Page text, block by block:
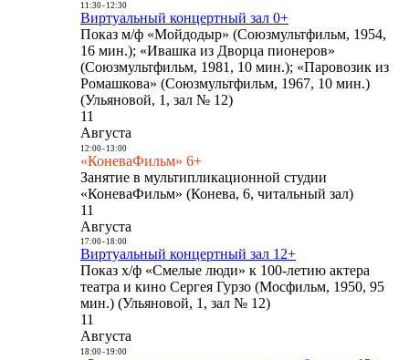
11:30- 12:30
Виртуальный концертный зал 0+
Показ м/ф «Мойдодыр» (Союзмультфильм, 1954,
16 мин.); «Ивашка из Дворца пионеров»
(Союзмультфильм, 1981, 10 мин.); «Паровозик из
Ромашкова» (Союзмультфильм, 1967, 10 мин.)
(Ульяновой, 1, зал № 12)
11
Августа
12:00- 13:00
«КоневаФильм» 6+
Занятие в мультипликационной студии
«КоневаФильм» (Конева, 6, читальный зал)
11
Августа
17:00- 18:00
Виртуальный концертный зал 12+
Показ х/ф «Смелые люди» к 100-летию актера
театра и кино Сергея Гурзо (Мосфильм, 1950, 95
мин.) (Ульяновой, 1, зал № 12)
11
Августа
18:00- 19:00